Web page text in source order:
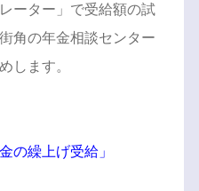
ーター」で受給額の試
角の年金相談センター
します。
の繰上げ受給」